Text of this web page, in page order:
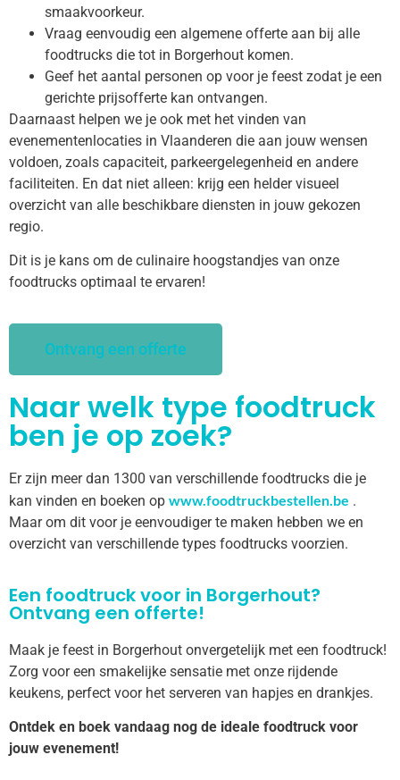
smaakvoorkeur.
Vraag eenvoudig een algemene offerte aan bij alle
foodtrucks die tot in Borgerhout komen.
Geef het aantal personen op voor je feest zodat je een
gerichte prijsofferte kan ontvangen.
Daarnaast helpen we je ook met het vinden van
evenementenlocaties in Vlaanderen die aan jouw wensen
voldoen, zoals capaciteit, parkeergelegenheid en andere
faciliteiten. En dat niet alleen: krijg een helder visueel
overzicht van alle beschikbare diensten in jouw gekozen
regio.
Dit is je kans om de culinaire hoogstandjes van onze
foodtrucks optimaal te ervaren!
Ontvang een offerte
Naar welk type foodtruck
ben je op zoek?
Er zijn meer dan 1300 van verschillende foodtrucks die je
kan vinden en boeken op www.foodtruckbestellen.be .
Maar om dit voor je eenvoudiger te maken hebben we en
overzicht van verschillende types foodtrucks voorzien.
Een foodtruck voor in Borgerhout?
Ontvang een offerte!
Maak je feest in Borgerhout onvergetelijk met een foodtruck!
Zorg voor een smakelijke sensatie met onze rijdende
keukens, perfect voor het serveren van hapjes en drankjes.
Ontdek en boek vandaag nog de ideale foodtruck voor
jouw evenement!